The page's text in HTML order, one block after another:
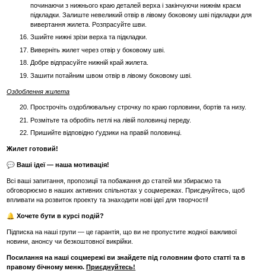
починаючи з нижнього краю деталей верха і закінчуючи нижнім краєм
підкладки. Залиште невеликий отвір в лівому боковому шві підкладки для
вивертання жилета. Розпрасуйте шви.
Зшийте нижні зрізи верха та підкладки.
Виверніть жилет через отвір у боковому шві.
Добре відпрасуйте нижній край жилета.
Зашити потайним швом отвір в лівому боковому шві.
Оздоблення жилета
Прострочіть оздоблювальну строчку по краю горловини, бортів та низу.
Розмітьте та обробіть петлі на лівій половинці переду.
Пришийте відповідно ґудзики на правій половинці.
Жилет готовий!
💬 Ваші ідеї — наша мотивація!
Всі ваші запитання, пропозиції та побажання до статей ми збираємо та
обговорюємо в наших активних спільнотах у соцмережах. Приєднуйтесь, щоб
впливати на розвиток проекту та знаходити нові ідеї для творчості!
🔔 Хочете бути в курсі подій?
Підписка на наші групи — це гарантія, що ви не пропустите жодної важливої
новини, анонсу чи безкоштовної викрійки.
Посилання на наші соцмережі ви знайдете під головним фото статті та в
правому бічному меню.Приєднуйтесь!